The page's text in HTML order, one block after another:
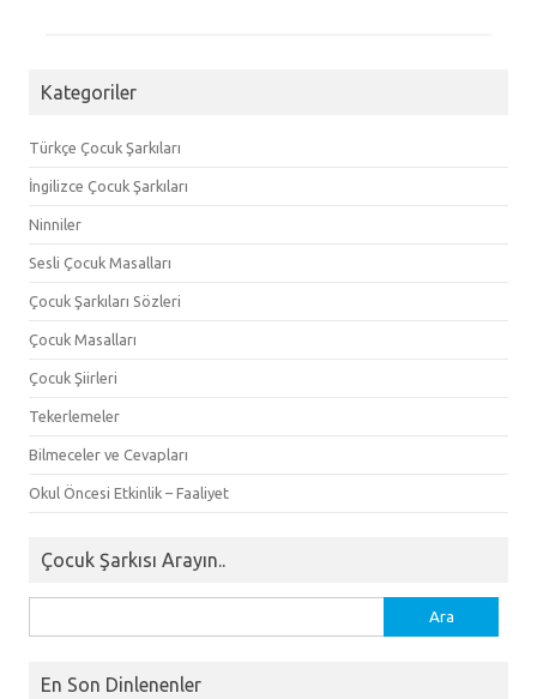
Kategoriler
Türkçe Çocuk Şarkıları
İngilizce Çocuk Şarkıları
Ninniler
Sesli Çocuk Masalları
Çocuk Şarkıları Sözleri
Çocuk Masalları
Çocuk Şiirleri
Tekerlemeler
Bilmeceler ve Cevapları
Okul Öncesi Etkinlik – Faaliyet
Çocuk Şarkısı Arayın..
En Son Dinlenenler